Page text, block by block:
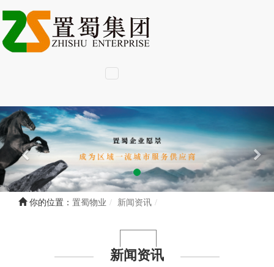
你的位置： 置蜀物业 新闻资讯
新闻资讯